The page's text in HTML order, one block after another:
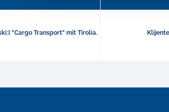
"Cargo Transport" mit Tirolia.